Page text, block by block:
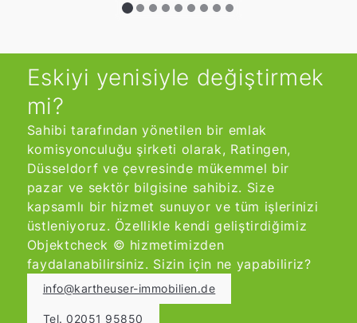
Eskiyi yenisiyle değiştirmek
mi?
Sahibi tarafından yönetilen bir emlak
komisyonculuğu şirketi olarak, Ratingen,
Düsseldorf ve çevresinde mükemmel bir
pazar ve sektör bilgisine sahibiz. Size
kapsamlı bir hizmet sunuyor ve tüm işlerinizi
üstleniyoruz. Özellikle kendi geliştirdiğimiz
Objektcheck © hizmetimizden
faydalanabilirsiniz. Sizin için ne yapabiliriz?
info@kartheuser-immobilien.de
Tel. 02051 95850